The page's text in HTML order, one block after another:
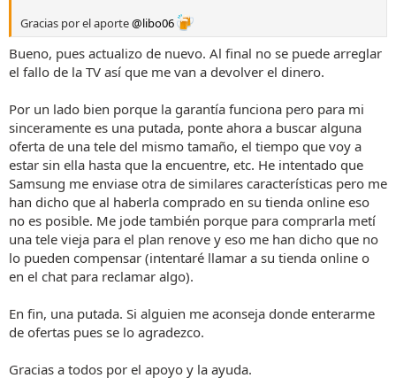
Gracias por el aporte@libo06
Bueno, pues actualizo de nuevo. Al final no se puede arreglar
el fallo de la TV así que me van a devolver el dinero.
Por un lado bien porque la garantía funciona pero para mi
sinceramente es una putada, ponte ahora a buscar alguna
oferta de una tele del mismo tamaño, el tiempo que voy a
estar sin ella hasta que la encuentre, etc. He intentado que
Samsung me enviase otra de similares características pero me
han dicho que al haberla comprado en su tienda online eso
no es posible. Me jode también porque para comprarla metí
una tele vieja para el plan renove y eso me han dicho que no
lo pueden compensar (intentaré llamar a su tienda online o
en el chat para reclamar algo).
En fin, una putada. Si alguien me aconseja donde enterarme
de ofertas pues se lo agradezco.
Gracias a todos por el apoyo y la ayuda.